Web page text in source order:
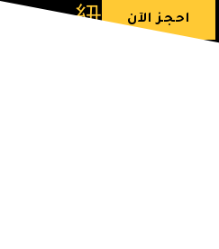
احجز الآن